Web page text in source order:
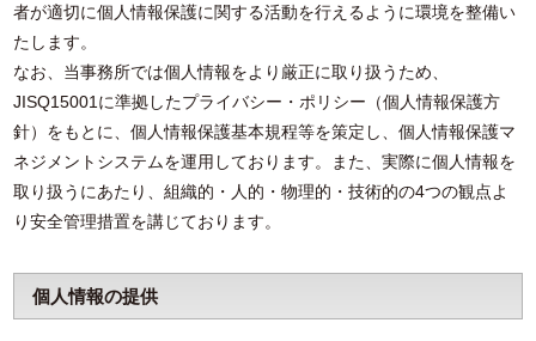
者が適切に個人情報保護に関する活動を行えるように環境を整備い
たします。
なお、当事務所では個人情報をより厳正に取り扱うため、
JISQ15001に準拠したプライバシー・ポリシー（個人情報保護方
針）をもとに、個人情報保護基本規程等を策定し、個人情報保護マ
ネジメントシステムを運用しております。また、実際に個人情報を
取り扱うにあたり、組織的・人的・物理的・技術的の4つの観点よ
り安全管理措置を講じております。
個人情報の提供